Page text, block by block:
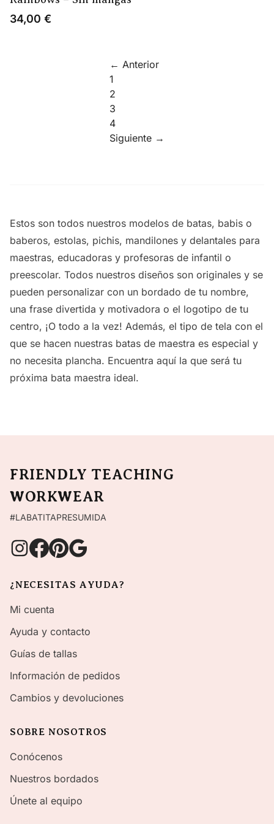
34,00 €
← Anterior
1
2
3
4
Siguiente →
Estos son todos nuestros modelos de batas, babis o
baberos, estolas, pichis, mandilones y delantales para
maestras, educadoras y profesoras de infantil o
preescolar. Todos nuestros diseños son originales y se
pueden personalizar con un bordado de tu nombre,
una frase divertida y motivadora o el logotipo de tu
centro, ¡O todo a la vez! Además, el tipo de tela con el
que se hacen nuestras batas de maestra es especial y
no necesita plancha. Encuentra aquí la que será tu
próxima bata maestra ideal.
FRIENDLY TEACHING
WORKWEAR
#LABATITAPRESUMIDA
¿NECESITAS AYUDA?
Mi cuenta
Ayuda y contacto
Guías de tallas
Información de pedidos
Cambios y devoluciones
SOBRE NOSOTROS
Conócenos
Nuestros bordados
Únete al equipo